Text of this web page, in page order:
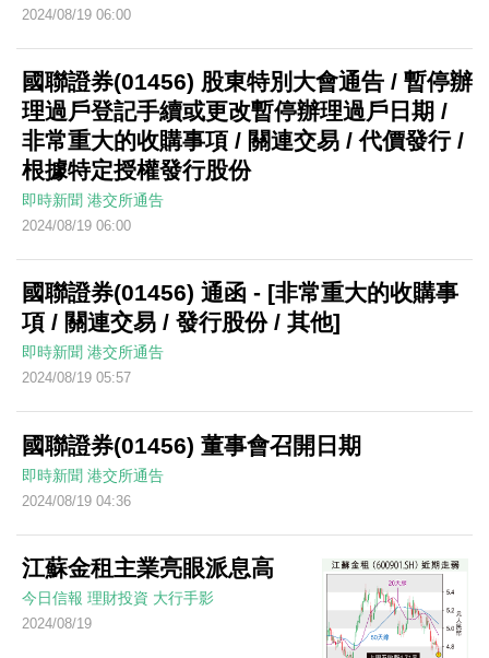
2024/08/19 06:00
國聯證券(01456) 股東特別大會通告 / 暫停辦
理過戶登記手續或更改暫停辦理過戶日期 /
非常重大的收購事項 / 關連交易 / 代價發行 /
根據特定授權發行股份
即時新聞 港交所通告
2024/08/19 06:00
國聯證券(01456) 通函 - [非常重大的收購事
項 / 關連交易 / 發行股份 / 其他]
即時新聞 港交所通告
2024/08/19 05:57
國聯證券(01456) 董事會召開日期
即時新聞 港交所通告
2024/08/19 04:36
江蘇金租主業亮眼派息高
今日信報 理財投資 大行手影
2024/08/19